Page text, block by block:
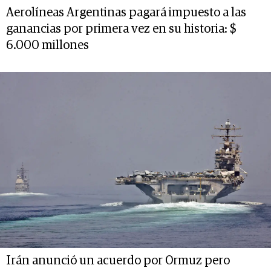
Aerolíneas Argentinas pagará impuesto a las
ganancias por primera vez en su historia: $
6.000 millones
Irán anunció un acuerdo por Ormuz pero